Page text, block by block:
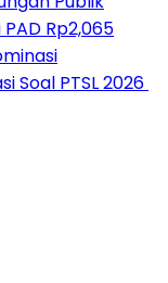
Rp2,065
Soal PTSL 2026